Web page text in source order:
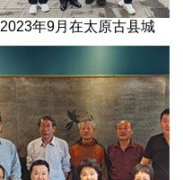
2023年9月在太原古县城